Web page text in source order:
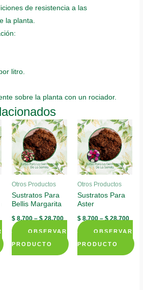
de resistencia a las
la planta.
litro.
sobre la planta con un rociador.
Otros Productos
Sustratos Para
Bellis Margarita
$ 8.700–$28.700
OBSERVAR
PRODUCTO
This
Otros Productos
Sustratos Para
Aster
$8.700–$28.700
OBSERVAR
PRODUCTO
This